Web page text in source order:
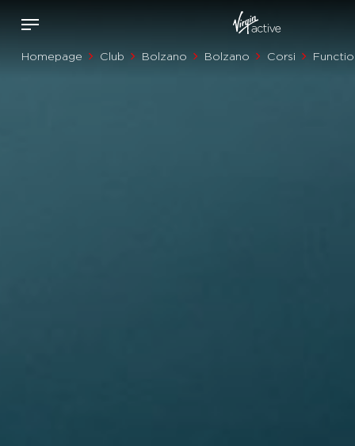
Homepage Club Bolzano Bolzano Corsi